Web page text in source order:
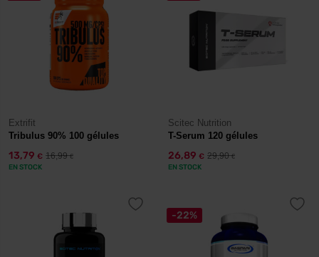
Extrifit
Tribulus 90% 100 gélules
13,79 € 16,99€
EN STOCK
Scitec Nutrition
T-Serum 120 gélules
26,89 € 29,90€
EN STOCK
-22%